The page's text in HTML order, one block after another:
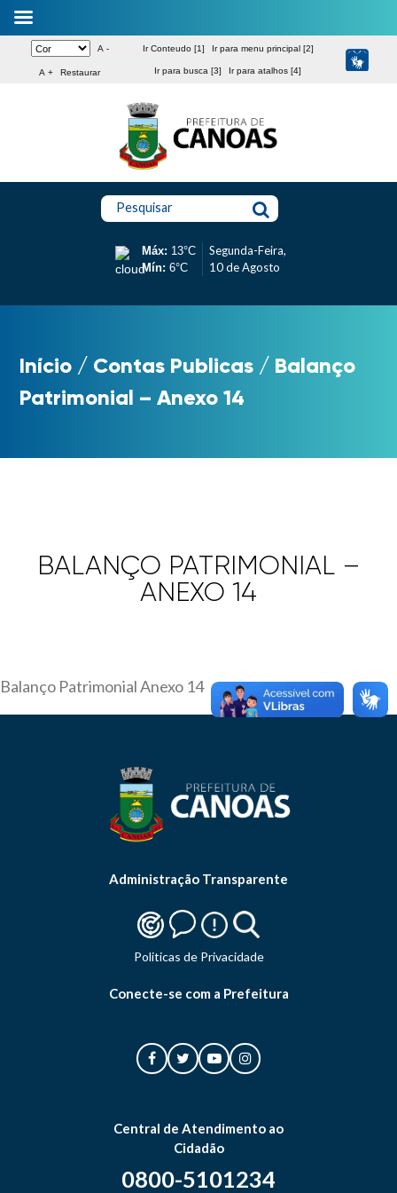
A -
A + Restaurar
Ir Conteudo [1] Ir para menu principal [2]
Ir para busca [3] Ir para atalhos [4]
Pesquisar
Máx: 13°C
Mín: 6°C
Segunda-Feira,
10 de Agosto
Início / Contas Publicas / Balanço
Patrimonial – Anexo 14
BALANÇO PATRIMONIAL –
ANEXO 14
Balanço Patrimonial Anexo 14
Administração Transparente
Politicas de Privacidade
Conecte-se com a Prefeitura
Central de Atendimento ao
Cidadão
0800-5101234